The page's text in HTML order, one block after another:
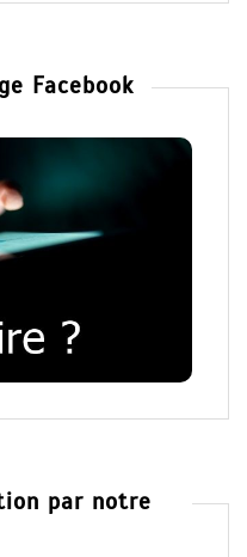
Facebook
par notre